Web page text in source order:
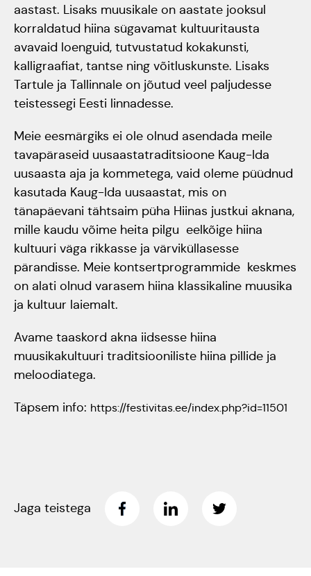
"Christmas Dreams"
4.detsembril 2023
Pauluse kirikus
XIX Gaudeamus
Vilniuses 2022
Tantsuetendus
"Loodud jääma"
Gaudeamus 65.
aastapäev
Rahvusülikool 100
Emakeelne ülikool
tähistas sünnipäeva
"Baltikum tantsib"
Gaudeamus 2018
aastast. Lisaks muusikale on aastate jooksul
korraldatud hiina sügavamat kultuuritausta
avavaid loenguid, tutvustatud kokakunsti,
kalligraafiat, tantse ning võitluskunste. Lisaks
Tartule ja Tallinnale on jõutud veel paljudesse
teistessegi Eesti linnadesse.
Meie eesmärgiks ei ole olnud asendada meile
tavapäraseid uusaastatraditsioone Kaug-Ida
uusaasta aja ja kommetega, vaid oleme püüdnud
kasutada Kaug-Ida uusaastat, mis on
tänapäevani tähtsaim püha Hiinas justkui aknana,
mille kaudu võime heita pilgu eelkõige hiina
kultuuri väga rikkasse ja värviküllasesse
pärandisse. Meie kontsertprogrammide keskmes
on alati olnud varasem hiina klassikaline muusika
ja kultuur laiemalt.
Avame taaskord akna iidsesse hiina
muusikakultuuri traditsiooniliste hiina pillide ja
meloodiatega.
Täpsem info: https://festivitas.ee/index.php?id=11501
Jaga teistega